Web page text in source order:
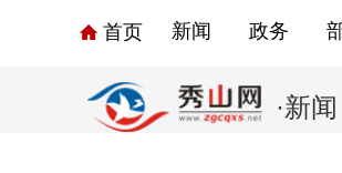
首页 新闻 政务
·新闻